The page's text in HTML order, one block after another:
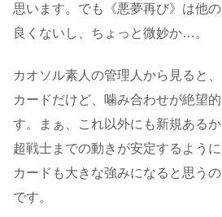
思います。でも《悪夢再び》は他
良くないし、ちょっと微妙か…。
カオソル素人の管理人から見ると
カードだけど、噛み合わせが絶望
す。まぁ、これ以外にも新規ある
超戦士までの動きが安定するよう
カードも大きな強みになると思う
です。